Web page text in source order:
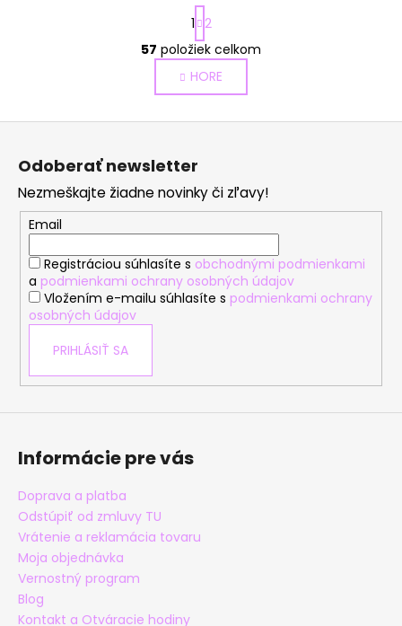
O
v
l
á
i
e
p
r
v
k
i
s
S
t
r
á
n
k
e
1 2
57 položiek celkom
HORE
Z
Odoberať newsletter
Nezmeškajte žiadne novinky či zľavy!
Email
Registráciou súhlasíte s obchodnými podmienkami
a podmienkami ochrany osobných údajov
Vložením e-mailu súhlasíte s podmienkami ochrany
osobných údajov
PRIHLÁSIŤ SA
Informácie pre vás
Doprava a platba
Odstúpiť od zmluvy TU
Vrátenie a reklamácia tovaru
Moja objednávka
Vernostný program
Blog
Kontakt a Otváracie hodiny